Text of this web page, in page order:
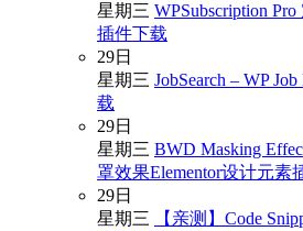
星期三 WPSubscription
插件下载
29日
星期三 JobSearch – WP
载
29日
星期三 BWD Masking
罩效果Elementor设计元素
29日
星期三
【亲测】Code